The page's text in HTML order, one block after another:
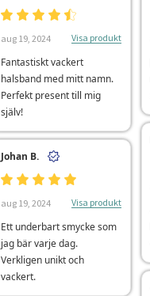
aug 19, 2024 Visa produkt
Fantastiskt vackert
halsband med mitt namn.
Perfekt present till mig
själv!
Johan B.
aug 19, 2024 Visa produkt
Ett underbart smycke som
jag bär varje dag.
Verkligen unikt och
vackert.